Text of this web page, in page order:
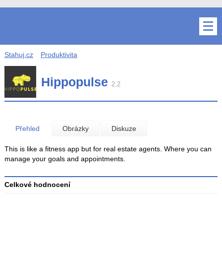
Stahuj.cz Produktivita
Hippopulse 2.2
Přehled Obrázky Diskuze
This is like a fitness app but for real estate agents. Where you can
manage your goals and appointments.
Celkové hodnocení